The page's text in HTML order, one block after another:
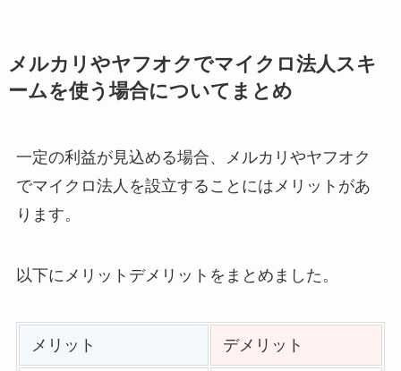
メルカリやヤフオクでマイクロ法人スキ
ームを使う場合についてまとめ
一定の利益が見込める場合、メルカリやヤフオク
でマイクロ法人を設立することにはメリットがあ
ります。
以下にメリットデメリットをまとめました。
メリット デメリット